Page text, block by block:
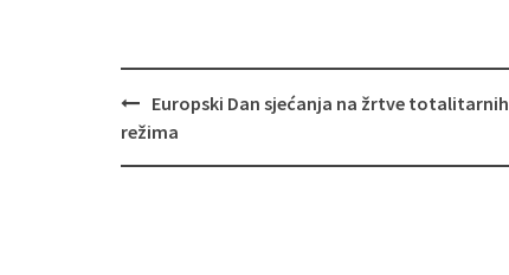
Navigacija
Europski Dan sjećanja na žrtve totalitarnih
režima